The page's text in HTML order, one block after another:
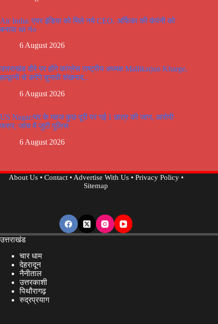
Air India: एयर इंडिया को मिले नये CEO, अर्फिका की कंपंनी को
बनाया था नं०
6 August 2026
उत्तराखंड दौरे पर होंगे कांग्रेस राष्ट्रीय अध्यक्ष Mallikarjun Kharge,
हल्द्वानी से करेंगे चुनावी शंखनाद..
6 August 2026
US Nagar:घर के महज कुछ दूरी पर गई 1 छात्र की जान, आरोपी
फरार, जांच में जुटी पुलिस
6 August 2026
About Us• Contact•Advertise With Us• Privacy Policy•
Sitemap
उत्तराखंड
चार धाम
देहरादून
नैनीताल
उत्तरकाशी
पिथौरागढ़
रुद्रप्रयाग